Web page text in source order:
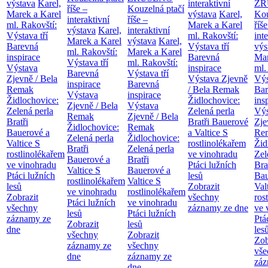
výstava Karel,
Marek a Karel
ml. Rakovští:
Výstava tří
Barevná
inspirace
Výstava
Zjevně / Bela
Remak
Židlochovice:
Zelená perla
Bratři
Bauerové a
Valtice S
rostlinolékařem
ve vinohradu
Ptáci lužních
lesů
Zobrazit
všechny
záznamy ze
dne
říše –
interaktivní
výstava Karel,
Marek a Karel
ml. Rakovští:
Výstava tří
Barevná
inspirace
Výstava
Zjevně / Bela
Remak
Židlochovice:
Zelená perla
Bratři
Bauerové a
Valtice S
rostlinolékařem
ve vinohradu
Ptáci lužních
lesů
Zobrazit
všechny
záznamy ze
dne
Kouzelná ptačí
říše –
interaktivní
výstava Karel,
Marek a Karel
ml. Rakovští:
Výstava tří
Barevná
inspirace
Výstava
Zjevně / Bela
Remak
Židlochovice:
Zelená perla
Bratři
Bauerové a
Valtice S
rostlinolékařem
ve vinohradu
Ptáci lužních
lesů
Zobrazit
všechny
záznamy ze
interaktivní
výstava Karel,
Marek a Karel
ml. Rakovští:
Výstava tří
Barevná
inspirace
Výstava Zjevně
/ Bela Remak
Židlochovice:
Zelená perla
Bratři Bauerové
a Valtice S
rostlinolékařem
ve vinohradu
Ptáci lužních
lesů
Zobrazit
všechny
záznamy ze dne
ml.
ve